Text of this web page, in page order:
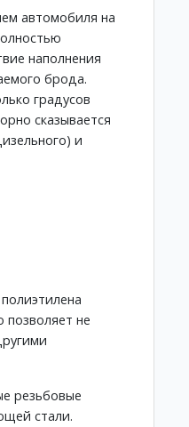
автомобиля на
наполнения
брода.
градусов
сказывается
и
позволяет не
резьбовые
стали.